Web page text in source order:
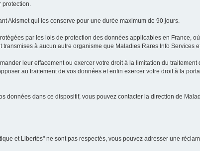
protection.
Akismet qui les conserve pour une durée maximum de 90 jours.
par les lois de protection des données applicables en France,
à aucun autre organisme que Maladies Rares Info Services
leur effacement ou exercer votre droit à la limitation du
au traitement de vos données et enfin exercer votre droit à la
données dans ce dispositif, vous pouvez contacter la direction de
et Libertés" ne sont pas respectés, vous pouvez adresser une